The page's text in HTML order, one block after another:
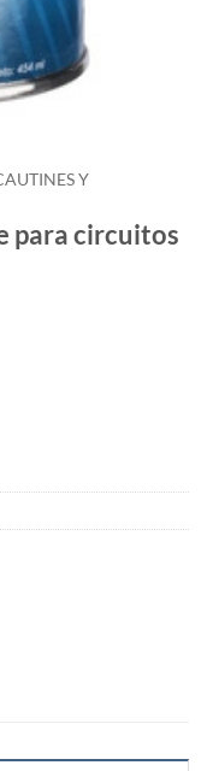
Y
para circuitos